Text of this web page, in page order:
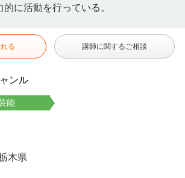
に活動を行っている。
る 講師に関するご相談
ンル
能
木県